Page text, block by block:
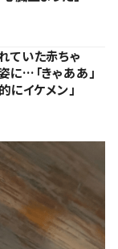
ていた赤ちゃ
に…「きゃああ」
にイケメン」